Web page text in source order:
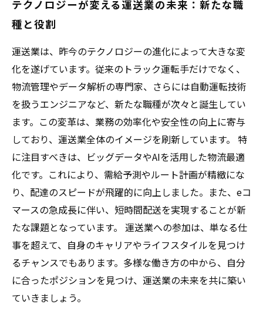
テクノロジーが変える運送業の未来：新たな職
種と役割
運送業は、昨今のテクノロジーの進化によって大きな変
化を遂げています。従来のトラック運転手だけでなく、
物流管理やデータ解析の専門家、さらには自動運転技術
を扱うエンジニアなど、新たな職種が次々と誕生してい
ます。この変革は、業務の効率化や安全性の向上に寄与
しており、運送業全体のイメージを刷新しています。 特
に注目すべきは、ビッグデータやAIを活用した物流最適
化です。これにより、需給予測やルート計画が精緻にな
り、配達のスピードが飛躍的に向上しました。また、eコ
マースの急成長に伴い、短時間配送を実現することが新
たな課題となっています。 運送業への参加は、単なる仕
事を超えて、自身のキャリアやライフスタイルを見つけ
るチャンスでもあります。多様な働き方の中から、自分
に合ったポジションを見つけ、運送業の未来を共に築い
ていきましょう。